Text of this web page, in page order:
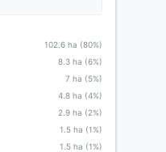
102.6 ha (80%)
8.3 ha (6%)
7 ha (5%)
4.8 ha (4%)
2.9 ha (2%)
1.5 ha (1%)
1.5 ha (1%)